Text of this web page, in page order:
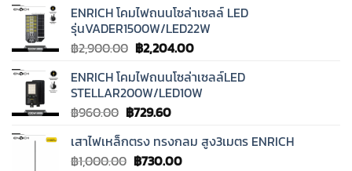
ENRICH โคมไฟถนนโซล่าเซลล์ LED
รุ่นVADER1500W/LED22W
฿2,900.00 Original
was:
฿2,900.00.
฿2,204.00Current
is:
฿2,204.00.
ENRICH โคมไฟถนนโซล่าเซลล์LED
STELLAR200W/LED10W
฿960.00 Original
was:
฿960.00.
฿729.60Current
is:
฿729.60.
เสาไฟเหล็กตรง ทรงกลม สูง3เมตร ENRICH
฿1,000.00 Original
฿730.00Current